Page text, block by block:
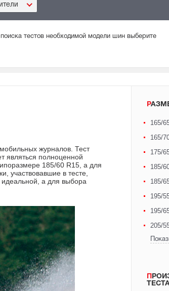
тестов необходимой модели шин выберите
журналов. Тест
являться полноценной
185/60 R15, а для
участвовавшие в тесте,
идеальной, а для выбора
165/
165/
175/
185/
185/
195/
195/
205/
ПРОИЗВОДИТЕЛИ ШИН В